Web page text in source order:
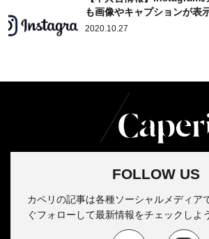
も画像やキャプションが表
2020.10.27
FOLLOW US
カペリの記事は各種ソーシャルメディア
ぐフォローして最新情報をチェックしよ